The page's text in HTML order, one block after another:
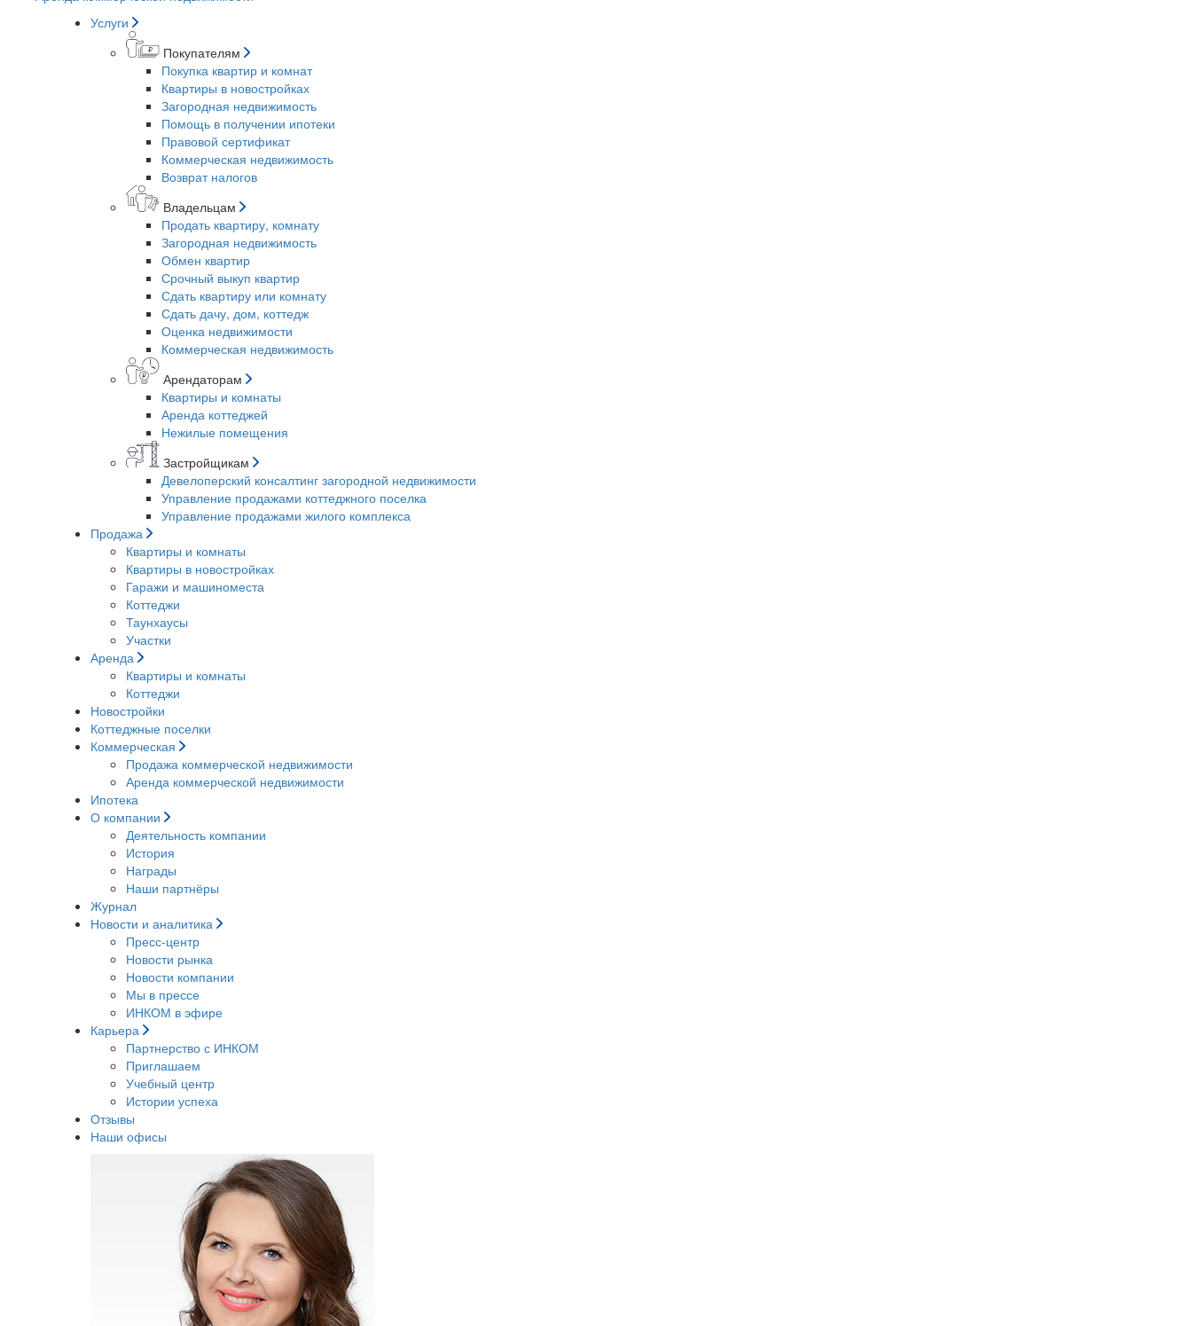
Услуги
Покупателям
Покупка квартир и комнат
Квартиры в новостройках
Загородная недвижимость
Помощь в получении ипотеки
Правовой сертификат
Коммерческая недвижимость
Возврат налогов
Владельцам
Продать квартиру, комнату
Загородная недвижимость
Обмен квартир
Срочный выкуп квартир
Сдать квартиру или комнату
Сдать дачу, дом, коттедж
Оценка недвижимости
Коммерческая недвижимость
Арендаторам
Квартиры и комнаты
Аренда коттеджей
Нежилые помещения
Застройщикам
Девелоперский консалтинг загородной недвижимости
Управление продажами коттеджного поселка
Управление продажами жилого комплекса
Продажа
Квартиры и комнаты
Квартиры в новостройках
Гаражи и машиноместа
Коттеджи
Таунхаусы
Участки
Аренда
Квартиры и комнаты
Коттеджи
Новостройки
Коттеджные поселки
Коммерческая
Продажа коммерческой недвижимости
Аренда коммерческой недвижимости
Ипотека
О компании
Деятельность компании
История
Награды
Наши партнёры
Журнал
Новости и аналитика
Пресс-центр
Новости рынка
Новости компании
Мы в прессе
ИНКОМ в эфире
Карьера
Партнерство с ИНКОМ
Приглашаем
Учебный центр
Истории успеха
Отзывы
Наши офисы